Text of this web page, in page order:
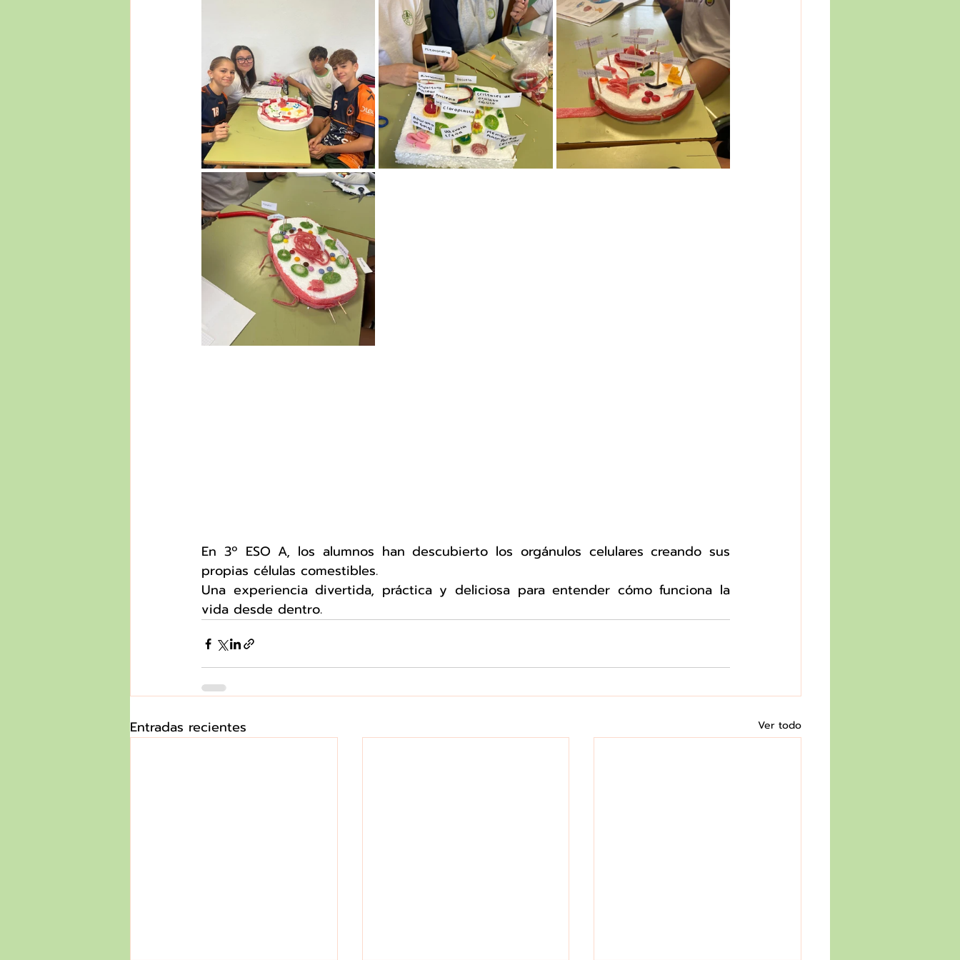
En 3º ESO A, los alumnos han descubierto los orgánulos celulares creando sus
propias células comestibles.
Una experiencia divertida, práctica y deliciosa para entender cómo funciona la
vida desde dentro.
Entradas recientes Ver todo